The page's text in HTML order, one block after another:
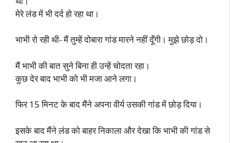
मेरे लंड में भी दर्द हो रहा था।
भाभी रो रही थी- मैं तुम्हें दोबारा गांड मारने नहीं दूँगी। मुझे छोड़ दो।
मैं भाभी की बात सुने बिना ही उन्हें चोदता रहा।
कुछ देर बाद भाभी को भी मजा आने लगा।
फिर 15 मिनट के बाद मैंने अपना वीर्य उसकी गांड में छोड़ दिया।
इसके बाद मैंने लंड को बाहर निकाला और देखा कि भाभी की गांड से